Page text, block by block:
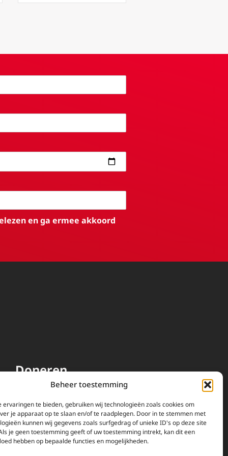
Beheer toestemming
ervaringen te bieden, gebruiken wij technologieën zoals cookies om
je apparaat op te slaan en/of te raadplegen. Door in te stemmen met
kunnen wij gegevens zoals surfgedrag of unieke ID's op deze site
je geen toestemming geeft of uw toestemming intrekt, kan dit een
hebben op bepaalde functies en mogelijkheden.
en ga ermee akkoord
Doneren
EWTN wordt uitsluitend
gefinancierd door uw donaties.
Wij ontvangen bewust geen
advertentie-inkomsten of
kerkelijke financiele